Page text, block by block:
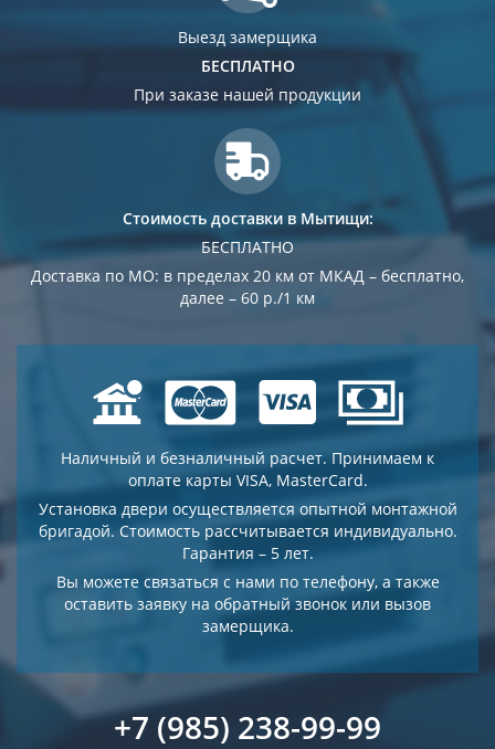
Выезд замерщика
БЕСПЛАТНО
При заказе нашей продукции
Стоимость доставки в Мытищи:
БЕСПЛАТНО
Доставка по МО: в пределах 20 км от МКАД – бесплатно,
далее – 60 р./1 км
Наличный и безналичный расчет. Принимаем к
оплате карты VISA, MasterCard.
Установка двери осуществляется опытной монтажной
бригадой. Стоимость рассчитывается индивидуально.
Гарантия – 5 лет.
Вы можете связаться с нами по телефону, а также
оставить заявку на обратный звонок или вызов
замерщика.
+7 (985) 238-99-99